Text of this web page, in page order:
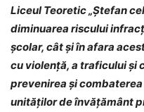
Liceul Teoretic „Ștefan
diminuarea riscului
școlar, cât și în afara
cu violență, a traficului şi
prevenirea și
unităților de învățământ